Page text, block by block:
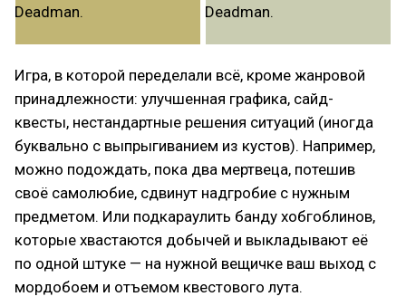
Игра, в которой переделали всё, кроме жанровой
принадлежности: улучшенная графика, сайд-
квесты, нестандартные решения ситуаций (иногда
буквально с выпрыгиванием из кустов). Например,
можно подождать, пока два мертвеца, потешив
своё самолюбие, сдвинут надгробие с нужным
предметом. Или подкараулить банду хобгоблинов,
которые хвастаются добычей и выкладывают её
по одной штуке — на нужной вещичке ваш выход с
мордобоем и отъемом квестового лута.